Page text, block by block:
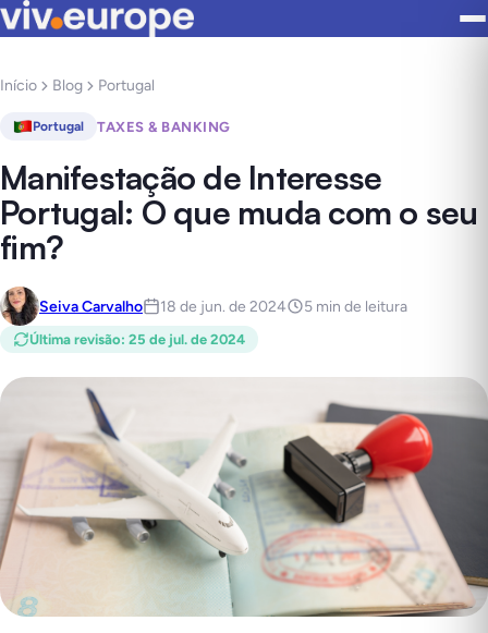
Início Blog Portugal
Portugal TAXES & BANKING
Manifestação de Interesse
Portugal: O que muda com o seu
fim?
Seiva Carvalho 18 de jun. de 2024 5 min de leitura
Última revisão: 25 de jul. de 2024